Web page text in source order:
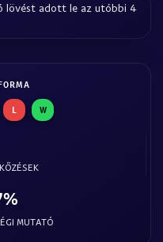
lövést adott le az utóbbi 4
L W
MUTATÓ